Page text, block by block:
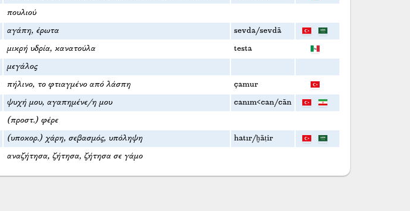
πουλιού
αγάπη, έρωτα sevda/sevdā
μικρή υδρία, κανατούλα testa
μεγάλος
πήλινο, το φτιαγμένο από λάσπη çamur
ψυχή μου, αγαπημένε/η μου canım<can/cān
(προστ.) φέρε
(υποκορ.) χάρη, σεβασμός, υπόληψη hatır/ḫāṭir
αναζήτησα, ζήτησα, ζήτησα σε γάμο